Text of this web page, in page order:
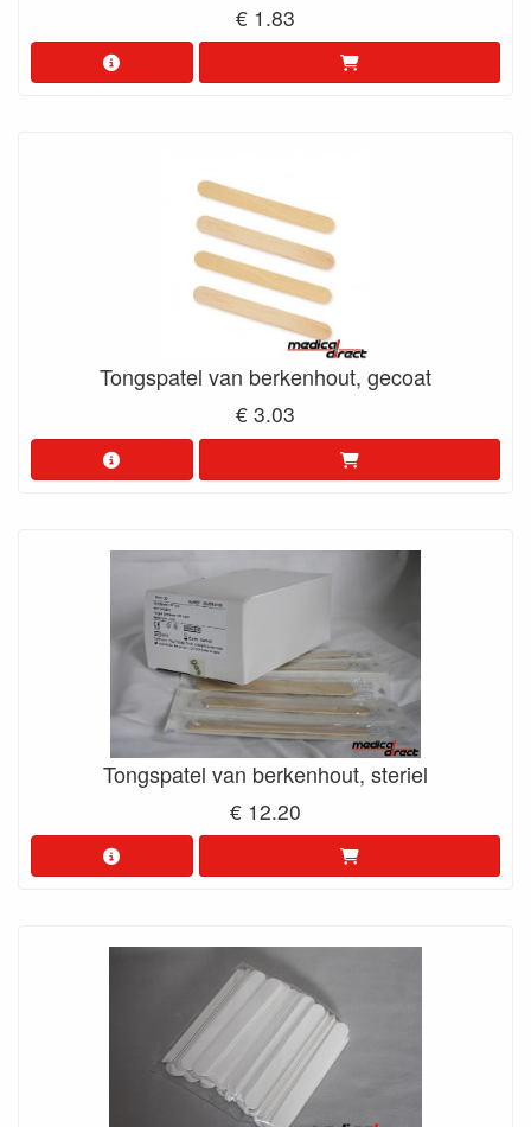
€ 1.83
Tongspatel van berkenhout, gecoat
€ 3.03
Tongspatel van berkenhout, steriel
€ 12.20